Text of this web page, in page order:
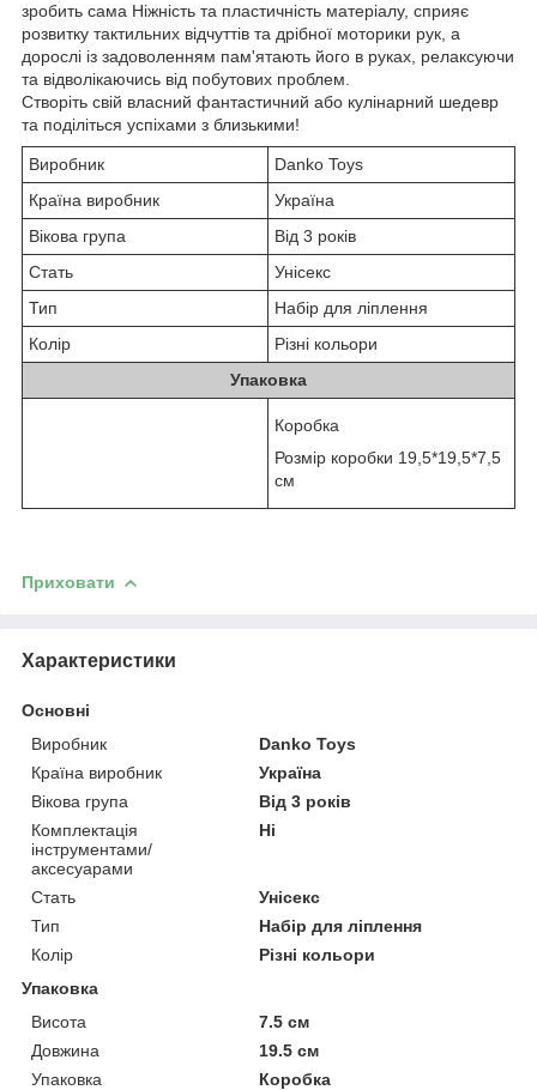
зробить сама Ніжність та пластичність матеріалу, сприяє
розвитку тактильних відчуттів та дрібної моторики рук, а
дорослі із задоволенням пам'ятають його в руках, релаксуючи
та відволікаючись від побутових проблем.
Створіть свій власний фантастичний або кулінарний шедевр
та поділіться успіхами з близькими!
Виробник
Danko Toys
Країна виробник
Україна
Вікова група
Від 3 років
Стать
Унісекс
Тип
Набір для ліплення
Колір
Різні кольори
Упаковка
Коробка
Розмір коробки 19,5*19,5*7,5
см
Приховати
Характеристики
Основні
Виробник
Danko Toys
Країна виробник
Україна
Вікова група
Від 3 років
Комплектація
інструментами/
аксесуарами
Ні
Стать
Унісекс
Тип
Набір для ліплення
Колір
Різні кольори
Упаковка
Висота
7.5 см
Довжина
19.5 см
Упаковка
Коробка